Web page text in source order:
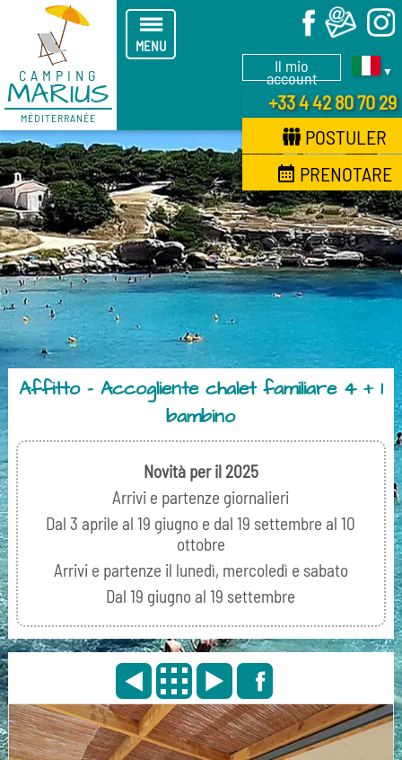
CAMPING
MARIUS
MÉDITERRANÉE
Il mio
account ▼
+33 4 42 80 70 29
POSTULER
PRENOTARE
MENU
X
Affitto - Accogliente chalet familiare 4 + 1
bambino
Novità per il 2025
Arrivi e partenze giornalieri
Dal 3 aprile al 19 giugno e dal 19 settembre al 10
ottobre
Arrivi e partenze il lunedì, mercoledì e sabato
Dal 19 giugno al 19 settembre